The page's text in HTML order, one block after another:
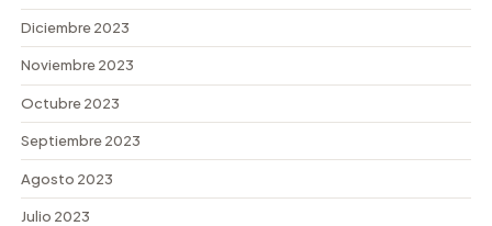
Diciembre 2023
Noviembre 2023
Octubre 2023
Septiembre 2023
Agosto 2023
Julio 2023